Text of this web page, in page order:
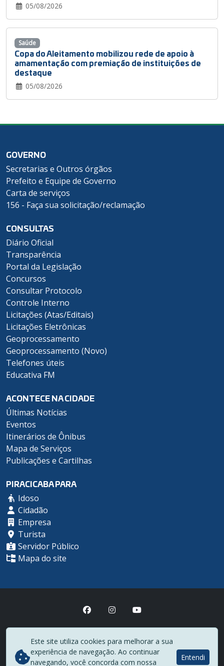
05/08/2026
Copa do Aleitamento mobilizou rede de apoio à
amamentação com premiação de instituições de
destaque
05/08/2026
Saúde
GOVERNO
Secretarias e Outros órgãos
Prefeito e Equipe de Governo
Carta de serviços
156 - Faça sua solicitação/reclamação
CONSULTAS
Diário Oficial
Transparência
Portal da Legislação
Concursos
Consultar Protocolo
Controle Interno
Licitações (Atas/Editais)
Licitações Eletrônicas
Geoprocessamento
Geoprocessamento (Novo)
Telefones úteis
Educativa FM
ACONTECE NA CIDADE
Últimas Notícias
Eventos
Itinerários de Ônibus
Mapa de Serviços
Publicações e Cartilhas
PIRACICABA PARA
Idoso
Cidadão
Empresa
Turista
Servidor Público
Mapa do site
(19) 3403-1000
Rua Antônio Corrêa Barbosa, 2233 - Centro - CEP 13400-900
Este site utiliza cookies para melhorar a sua
experiência de navegação. Ao continuar
navegando, você concorda com nossa
Entendi